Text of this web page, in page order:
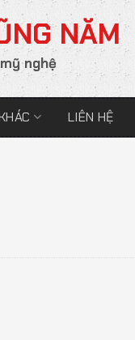
NĂM
nghệ
LIÊN HỆ